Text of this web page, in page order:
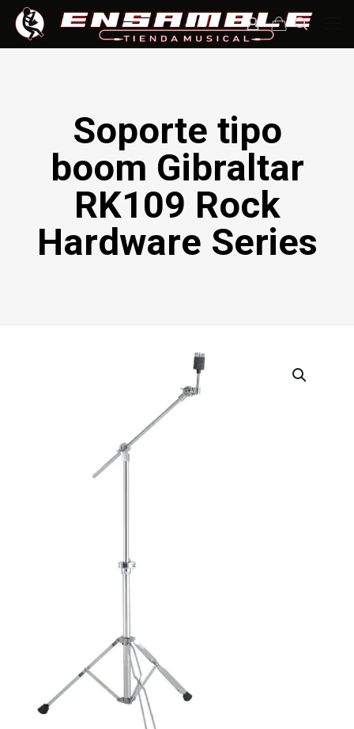
Soporte tipo
boom Gibraltar
RK109 Rock
Hardware Series